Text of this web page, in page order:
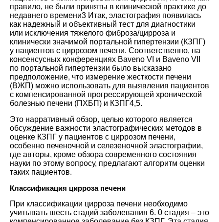
правило, не были приняты в клинической практике до
недавнего времени3 Итак, эластография появилась
как надежный и объективный тест для диагностики
или исключения тяжелого фиброза/цирроза и
клинически значимой портальной гипертензии (КЗПГ)
у пациентов с циррозом печени. Соответственно, на
консенсусных конференциях Baveno VI и Baveno VII
по портальной гипертензии было высказано
предположение, что измерение жесткости печени
(ВЖП) можно использовать для выявления пациентов
с компенсированной прогрессирующей хронической
болезнью печени (ПХБП) и КЗПГ4,5.
Это нарративный обзор, целью которого является
обсуждение важности эластографических методов в
оценке КЗПГ у пациентов с циррозом печени,
особенно печеночной и селезеночной эластографии,
где авторы, кроме обзора современного состояния
науки по этому вопросу, предлагают алгоритм оценки
таких пациентов.
Классификация цирроза печени
При классификации цирроза печени необходимо
учитывать шесть стадий заболевания 6. 0 стадия – это